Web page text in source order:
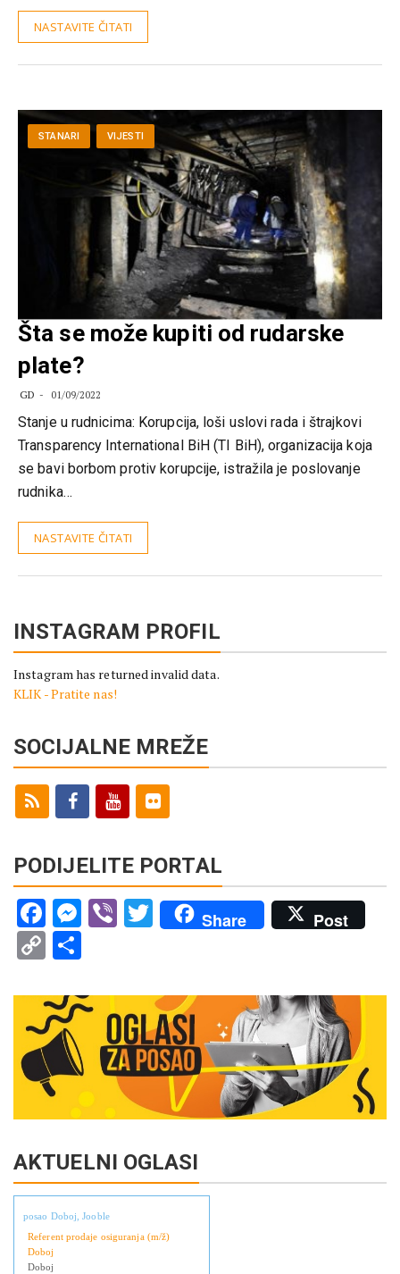
NASTAVITE ČITATI
STANARI VIJESTI
Šta se može kupiti od rudarske
plate?
GD 01/09/2022
Stanje u rudnicima: Korupcija, loši uslovi rada i štrajkovi
Transparency International BiH (TI BiH), organizacija koja
se bavi borbom protiv korupcije, istražila je poslovanje
rudnika…
NASTAVITE ČITATI
INSTAGRAM PROFIL
Instagram has returned invalid data.
KLIK - Pratite nas!
SOCIJALNE MREŽE
PODIJELITE PORTAL
Facebook
Messenger
ViberTwitter
Share Post
Copy
AKTUELNI OGLASI
posao Doboj, Jooble
Referent prodaje osiguranja (m/ž)
Doboj
Doboj